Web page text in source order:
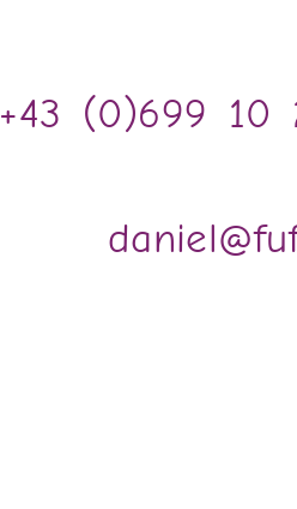
+43 (0)699 10